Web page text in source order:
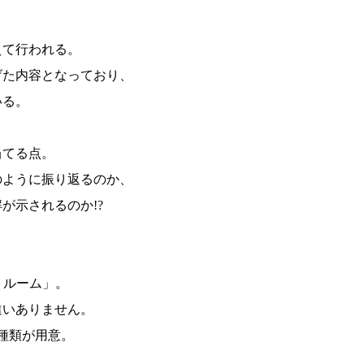
行われる。
内容となっており、
。
る点。
うに振り返るのか、
示されるのか!?
ーム」。
ありません。
が用意。